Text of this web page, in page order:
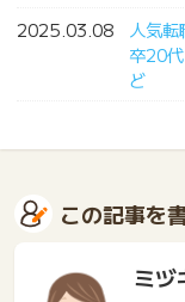
2025.03.08
人気
卒20
ど
この記事を
ミヅ